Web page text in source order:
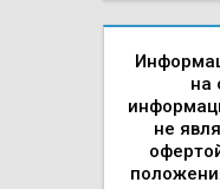
на
не